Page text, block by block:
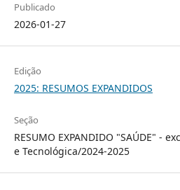
Publicado
2026-01-27
Edição
2025: RESUMOS EXPANDIDOS
Seção
RESUMO EXPANDIDO "SAÚDE" -
e Tecnológica/2024-2025